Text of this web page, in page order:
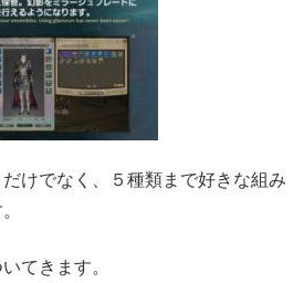
けでなく、５種類まで好きな組み
てきます。